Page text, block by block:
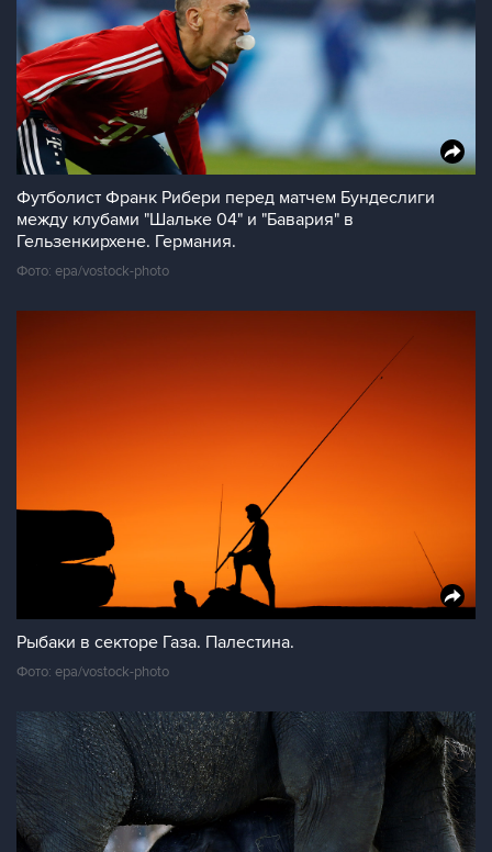
Футболист Франк Рибери перед матчем Бундеслиги
между клубами "Шальке 04" и "Бавария" в
Гельзенкирхене. Германия.
Фото: epa/vostock-photo
Рыбаки в секторе Газа. Палестина.
Фото: epa/vostock-photo